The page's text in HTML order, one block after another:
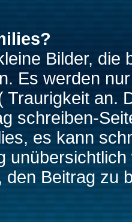
Bilder, die
Es werden
Traurigkeit an.
schreiben-
es kann
den Beitrag zu